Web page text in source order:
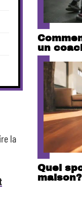
la
un
Quel
maison?